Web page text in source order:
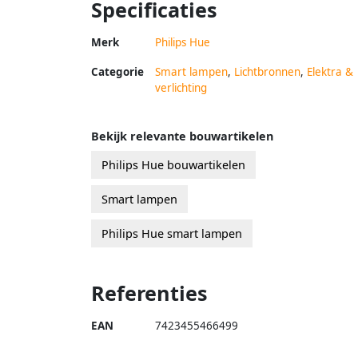
Specificaties
Merk Philips Hue
Categorie Smart lampen, Lichtbronnen, Elektra &
verlichting
Bekijk relevante bouwartikelen
Philips Hue bouwartikelen
Smart lampen
Philips Hue smart lampen
Referenties
EAN 7423455466499